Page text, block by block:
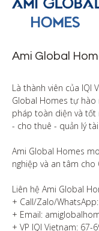
Ami Global
Là thành viên của IQI
Global Homes tự hào
pháp toàn diện và tốt
- cho thuê - quản lý tài
Ami Global Homes
nghiệp và an tâm cho
Liên hệ Ami Global
+ Call/Zalo/
+ Email:
+ VP IQI Vietnam: 67-